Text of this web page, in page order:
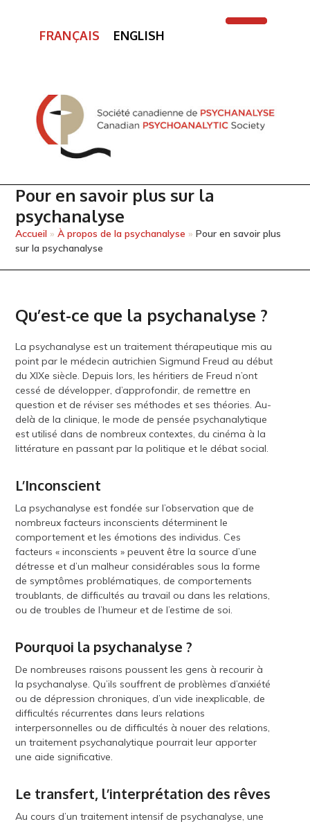
FRANÇAIS ENGLISH
Pour en savoir plus sur la
psychanalyse
Accueil »À propos de la psychanalyse »Pour en savoir plus
sur la psychanalyse
Qu’est-ce que la psychanalyse ?
La psychanalyse est un traitement thérapeutique mis au
point par le médecin autrichien Sigmund Freud au début
du XIXe siècle. Depuis lors, les héritiers de Freud n’ont
cessé de développer, d’approfondir, de remettre en
question et de réviser ses méthodes et ses théories. Au-
delà de la clinique, le mode de pensée psychanalytique
est utilisé dans de nombreux contextes, du cinéma à la
littérature en passant par la politique et le débat social.
L’Inconscient
La psychanalyse est fondée sur l’observation que de
nombreux facteurs inconscients déterminent le
comportement et les émotions des individus. Ces
facteurs « inconscients » peuvent être la source d’une
détresse et d’un malheur considérables sous la forme
de symptômes problématiques, de comportements
troublants, de difficultés au travail ou dans les relations,
ou de troubles de l’humeur et de l’estime de soi.
Pourquoi la psychanalyse ?
De nombreuses raisons poussent les gens à recourir à
la psychanalyse. Qu’ils souffrent de problèmes d’anxiété
ou de dépression chroniques, d’un vide inexplicable, de
difficultés récurrentes dans leurs relations
interpersonnelles ou de difficultés à nouer des relations,
un traitement psychanalytique pourrait leur apporter
une aide significative.
Le transfert, l’interprétation des rêves
Au cours d’un traitement intensif de psychanalyse, une